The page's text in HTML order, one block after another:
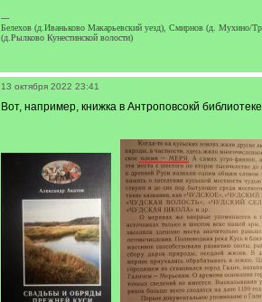
---
Белехов (д.Иваньково Макарьевский уезд), Смирнов (д. Мухино/
(д.Рылково Кунестинской волости)
13 октября 2022 23:41
Вот, например, книжка в Антроповсокй